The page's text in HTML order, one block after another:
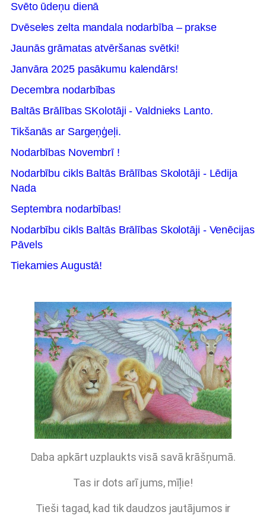
Svēto ūdeņu dienā
Dvēseles zelta mandala nodarbība – prakse
Jaunās grāmatas atvēršanas svētki!
Janvāra 2025 pasākumu kalendārs!
Decembra nodarbības
Baltās Brālības SKolotāji - Valdnieks Lanto.
Tikšanās ar Sargeņģeļi.
Nodarbības Novembrī !
Nodarbību cikls Baltās Brālības Skolotāji - Lēdija
Nada
Septembra nodarbības!
Nodarbību cikls Baltās Brālības Skolotāji - Venēcijas
Pāvels
Tiekamies Augustā!
Daba apkārt uzplaukts visā savā krāšņumā.
Tas ir dots arī jums, mīļie!
Tieši tagad, kad tik daudzos jautājumos ir